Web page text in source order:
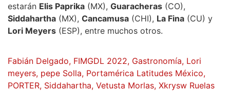
estarán Elis Paprika (MX), Guaracheras (CO),
Siddahartha (MX), Cancamusa (CHI), La Fina (CU) y
Lori Meyers (ESP), entre muchos otros.
Fabián Delgado, FIMGDL 2022, Gastronomía, Lori
meyers, pepe Solla, Portamérica Latitudes México,
PORTER, Siddahartha, Vetusta Morlas, Xkrysw Ruelas